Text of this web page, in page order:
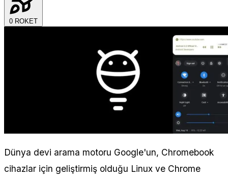
0 ROKET
Dünya devi arama motoru Google'un, Chromebook
cihazlar için geliştirmiş olduğu Linux ve Chrome